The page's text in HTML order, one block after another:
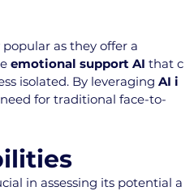
as they offer a
emotional support AI that c
isolated. By leveraging AI i
need for traditional face-to-
in assessing its potential a